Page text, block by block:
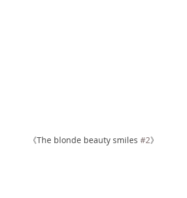
《The blonde beauty smiles #2》